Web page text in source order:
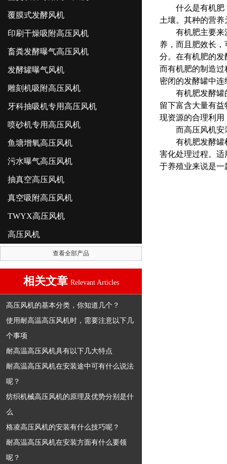
覆膜式发酵风机
印刷干燥吸附高压风机
畜粪发酵曝气高压风机
发酵罐曝气风机
雕刻机吸附高压风机
牙科抽吸机专用高压风机
喷砂机专用高压风机
鱼塘增氧高压风机
污水曝气高压风机
抽真空高压风机
真空吸附高压风机
TWYX高压风机
高压风机
查看全部产品
相关文章 Relevant Articles
高压风机的基本分类，你知道几个？
使用耐高温高压风机时，需要注意以下几
个事项
耐高温高压风机具有以下几大特点
耐高温高压风机在安装途中可有什么说法
呢？
纺织机械高压风机的原理及优势分别是什
么
格凌高压风机的安装有什么技巧呢？
耐高温高压风机在安装方面有什么要领
呢？
什么是有机肥？
土壤。其种的营
有机肥主要来源
养，而且肥效长
分。在有机肥的
而有机肥的制造
密闭的发酵罐中
有机肥发酵罐的
留下富含大量有
现资源的合理利用
而高压风机安装
有机肥发酵罐根
害化处理过程。
于养殖业来说是